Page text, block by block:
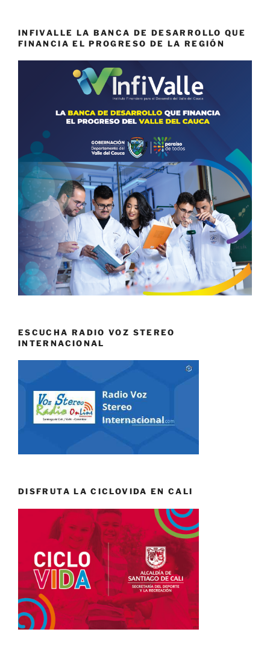
INFIVALLE LA BANCA DE DESARROLLO QUE
FINANCIA EL PROGRESO DE LA REGIÓN
ESCUCHA RADIO VOZ STEREO
INTERNACIONAL
DISFRUTA LA CICLOVIDA EN CALI